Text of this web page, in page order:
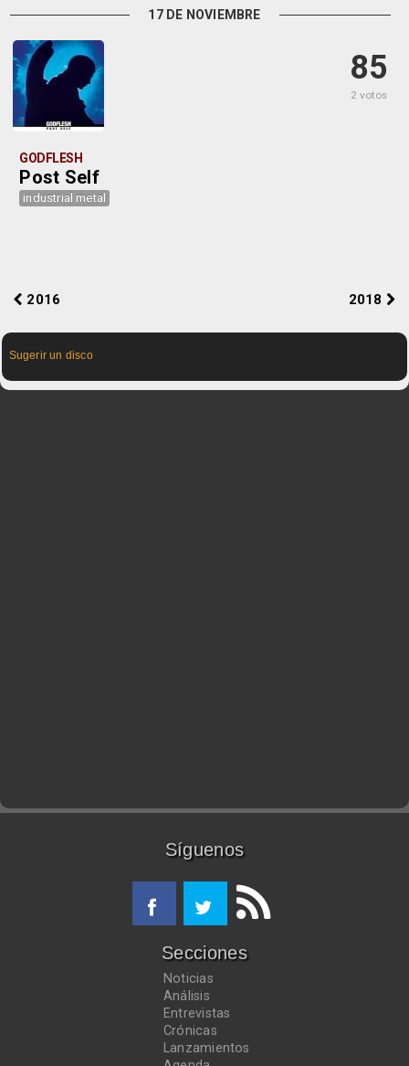
17 DE NOVIEMBRE
85
2 votos
GODFLESH
Post Self
industrial metal
2016 2018
Sugerir un disco
Síguenos
Secciones
Noticias
Análisis
Entrevistas
Crónicas
Lanzamientos